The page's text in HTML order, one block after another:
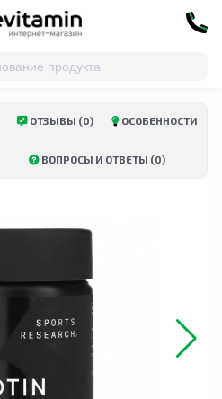
и минералы
ОТЗЫВЫ (0) ОСОБЕННОСТИ
ВОПРОСЫ И ОТВЕТЫ (0)